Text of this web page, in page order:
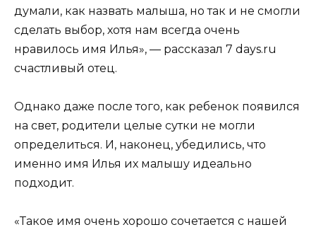
думали, как назвать малыша, но так и не смогли
сделать выбор, хотя нам всегда очень
нравилось имя Илья», — рассказал 7 days.ru
счастливый отец.
Однако даже после того, как ребенок появился
на свет, родители целые сутки не могли
определиться. И, наконец, убедились, что
именно имя Илья их малышу идеально
подходит.
«Такое имя очень хорошо сочетается с нашей